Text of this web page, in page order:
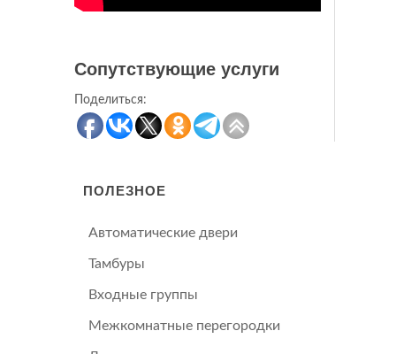
Сопутствующие услуги
Поделиться:
ПОЛЕЗНОЕ
Автоматические двери
Тамбуры
Входные группы
Межкомнатные перегородки